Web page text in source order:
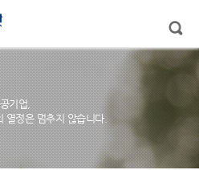
기업,
열정은 멈추지 않습니다.